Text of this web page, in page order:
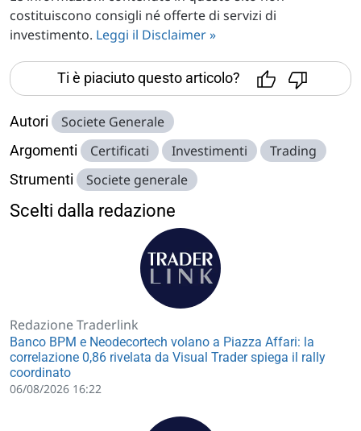
costituiscono consigli né offerte di servizi di
investimento. Leggi il Disclaimer »
Ti è piaciuto questo articolo?
Autori Societe Generale
Argomenti Certificati Investimenti Trading
Strumenti Societe generale
Scelti dalla redazione
Redazione Traderlink
Banco BPM e Neodecortech volano a Piazza Affari: la
correlazione 0,86 rivelata da Visual Trader spiega il rally
coordinato
06/08/2026 16:22